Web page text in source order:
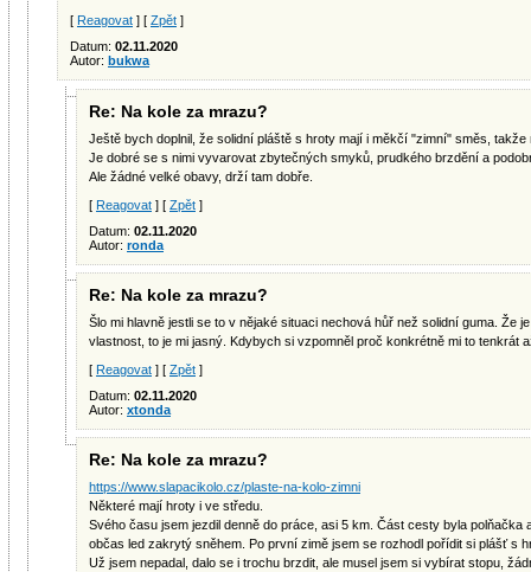
[ Reagovat ] [ Zpět ]
Datum: 02.11.2020
Autor: bukwa
Re: Na kole za mrazu?
Ještě bych doplnil, že solidní pláště s hroty mají i měkčí "zimní" směs,
Je dobré se s nimi vyvarovat zbytečných smyků, prudkého brzdění a
Ale žádné velké obavy, drží tam dobře.
[ Reagovat ] [ Zpět ]
Datum: 02.11.2020
Autor: ronda
Re: Na kole za mrazu?
Šlo mi hlavně jestli se to v nějaké situaci nechová hůř než solidní guma. Že
vlastnost, to je mi jasný. Kdybych si vzpomněl proč konkrétně mi to tenkrát
[ Reagovat ] [ Zpět ]
Datum: 02.11.2020
Autor: xtonda
Re: Na kole za mrazu?
https://www.slapacikolo.cz/plaste-na-kolo-zimni
Některé mají hroty i ve středu.
Svého času jsem jezdil denně do práce, asi 5 km. Část cesty byla polňačka
občas led zakrytý sněhem. Po první zimě jsem se rozhodl pořídit si plášť s
Už jsem nepadal, dalo se i trochu brzdit, ale musel jsem si vybírat stopu,